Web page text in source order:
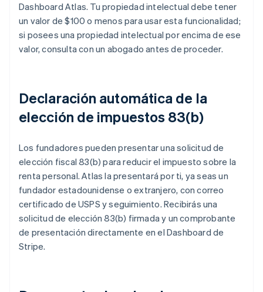
Dashboard Atlas. Tu propiedad intelectual debe tener
un valor de $100 o menos para usar esta funcionalidad;
si posees una propiedad intelectual por encima de ese
valor, consulta con un abogado antes de proceder.
Declaración automática de la
elección de impuestos 83(b)
Los fundadores pueden presentar una solicitud de
elección fiscal 83(b) para reducir el impuesto sobre la
renta personal. Atlas la presentará por ti, ya seas un
fundador estadounidense o extranjero, con correo
certificado de USPS y seguimiento. Recibirás una
solicitud de elección 83(b) firmada y un comprobante
de presentación directamente en el Dashboard de
Stripe.